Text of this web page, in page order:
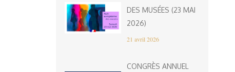
DES MUSÉES (23 MAI
2026)
21 avril 2026
CONGRÈS ANNUEL